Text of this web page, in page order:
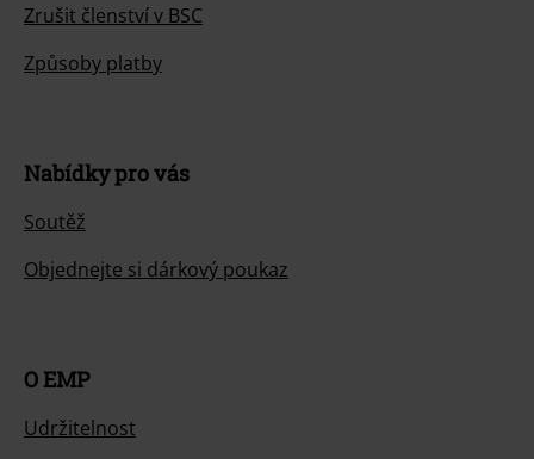
Zrušit členství v BSC
Způsoby platby
Nabídky pro vás
Soutěž
Objednejte si dárkový poukaz
O EMP
Udržitelnost